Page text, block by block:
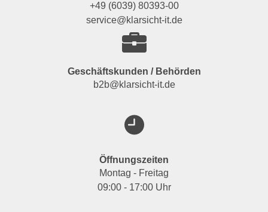
+49 (6039) 80393-00
service@klarsicht-it.de
Geschäftskunden / Behörden
b2b@klarsicht-it.de
Öffnungszeiten
Montag - Freitag
09:00 - 17:00 Uhr